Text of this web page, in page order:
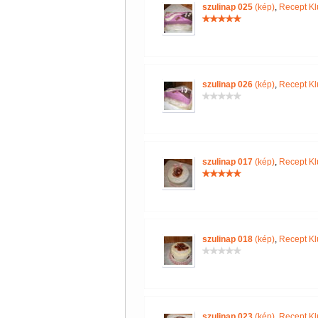
szulinap 025(kép), Recept
szulinap 026(kép), Recept
szulinap 017(kép), Recept
szulinap 018(kép), Recept